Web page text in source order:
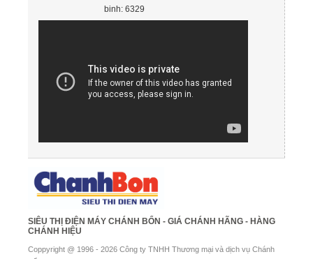
binh: 6329
SIÊU THỊ ĐIỆN MÁY CHÁNH BỔN - GIÁ CHÁNH HÃNG - HÀNG
CHÁNH HIỆU
Coppyright @ 1996 - 2026 Công ty TNHH Thương mại và dịch vụ Chánh